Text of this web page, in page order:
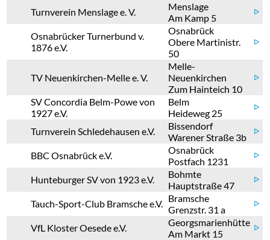
Turnverein Menslage e. V.
Menslage
Am Kamp 5
ᐅ
Osnabrücker Turnerbund v.
1876 e.V.
Osnabrück
Obere Martinistr.
50
ᐅ
TV Neuenkirchen-Melle e. V.
Melle-
Neuenkirchen
Zum Hainteich 10
ᐅ
SV Concordia Belm-Powe von
1927 e.V.
Belm
Heideweg 25
ᐅ
Turnverein Schledehausen e.V.
Bissendorf
Warener Straße 3b
ᐅ
BBC Osnabrück e.V.
Osnabrück
Postfach 1231
ᐅ
Hunteburger SV von 1923 e.V.
Bohmte
Hauptstraße 47
ᐅ
Tauch-Sport-Club Bramsche e.V. Bramsche
Grenzstr. 31 a
ᐅ
VfL Kloster Oesede e.V.
Georgsmarienhütte
Am Markt 15
ᐅ